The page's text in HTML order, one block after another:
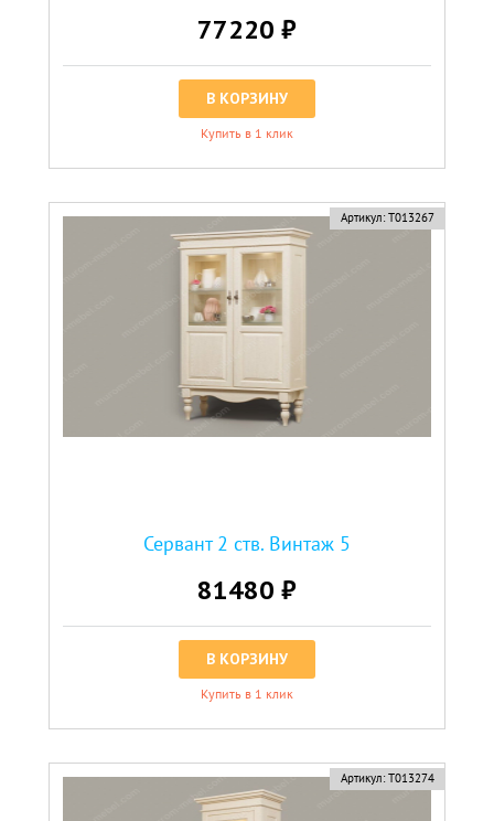
77220 ₽
В КОРЗИНУ
Купить в 1 клик
Артикул: Т013267
Сервант 2 ств. Винтаж 5
81480 ₽
В КОРЗИНУ
Купить в 1 клик
Артикул: Т013274